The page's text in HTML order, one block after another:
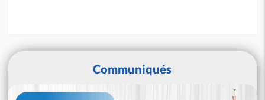
Communiqués